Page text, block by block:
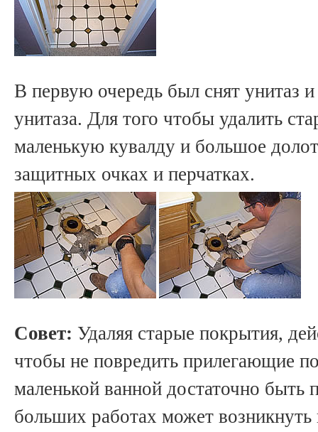
В первую очередь был снят унитаз
унитаза. Для того чтобы удалить
маленькую кувалду и большое
защитных очках и перчатках.
Совет: Удаляя старые покрытия,
чтобы не повредить прилегающие
маленькой ванной достаточно
больших работах может возникнуть